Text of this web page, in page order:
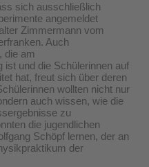
sich ausschließlich
angemeldet
Zimmermann vom
Auch
die am
und die Schülerinnen auf
hat, freut sich über deren
wollten nicht nur
auch wissen, wie die
zu
die jugendlichen
Schöpf lernen, der an
der